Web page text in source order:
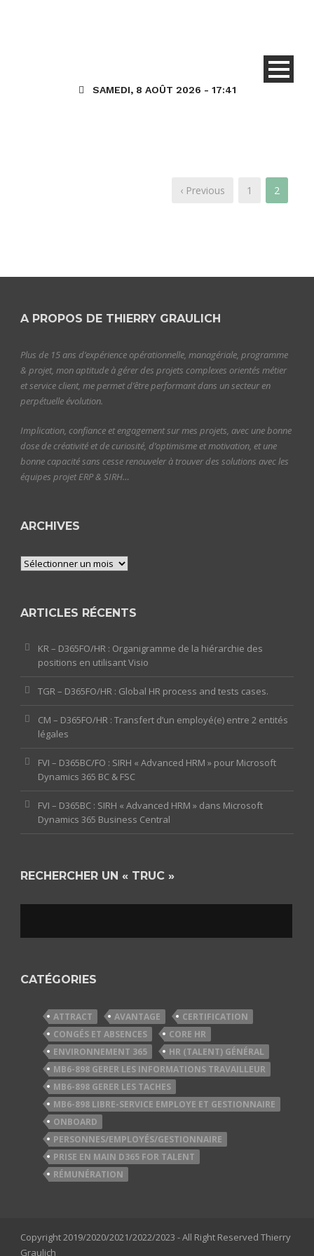
SAMEDI, 8 AOÛT 2026 - 17:41
‹ Previous 1 2
A PROPOS DE THIERRY GRAULICH
Plus de 15 ans d’expérience opérationnelle, managériale, programme
& projet, mon aptitude à gérer des projets complexes orientés métier
et service client, me permet d’être performant dans un secteur en
perpétuelle évolution.
Implication, confiance et engagement sur mes projets, avec une bonne
dose de créativité et de curiosité, d’optimisme et motivation, et une
bonne capacité sans cesse renouveler à trouver des solutions avec les
équipes projet ERP & SIRH…
ARCHIVES
Archives
ARTICLES RÉCENTS
KR – D365FO/HR : Organigramme de la hiérarchie des
positions en utilisant Visio
TGR – D365FO/HR : Global HR process and tests cases.
CM – D365FO/HR : Transfert d’un employé(e) entre 2 entités
légales
FVI – D365BC/FO : SIRH « Advanced HRM » pour Microsoft
Dynamics 365 BC & FSC
FVI – D365BC : SIRH « Advanced HRM » dans Microsoft
Dynamics 365 Business Central
RECHERCHER UN « TRUC »
CATÉGORIES
ATTRACT AVANTAGE
CERTIFICATION
CONGÉS ET ABSENCES
CORE HR
ENVIRONNEMENT 365
HR (TALENT) GÉNÉRAL
MB6-898 GERER LES INFORMATIONS TRAVAILLEUR
MB6-898 GERER LES TACHES
MB6-898 LIBRE-SERVICE EMPLOYE ET GESTIONNAIRE
ONBOARD
PERSONNES/EMPLOYÉS/GESTIONNAIRE
PRISE EN MAIN D365 FOR TALENT
RÉMUNÉRATION
Copyright 2019/2020/2021/2022/2023 - All Right Reserved Thierry
Graulich